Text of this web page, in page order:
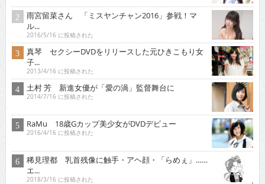
雨宮留菜さん 「ミスヤンチャン2016」参戦！マ
ル...
2016/5/16 に投稿された
真琴 セクシーDVDをリリースした元ひきこもり女
子...
2013/4/16 に投稿された
土村 芳 新進女優が「愛の渦」監督舞台に
2014/7/16 に投稿された
RaMu 18歳Gカップ美少女がDVDデビュー
2016/4/16 に投稿された
稀見理都 乳首残像に触手・アヘ顔・「らめぇ」……
エ...
2018/3/16 に投稿された